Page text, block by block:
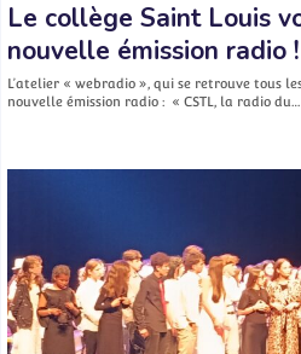
Le collège Saint Louis
nouvelle émission radio !
L’atelier « webradio », qui se retrouve tous
nouvelle émission radio : « CSTL, la radio du…